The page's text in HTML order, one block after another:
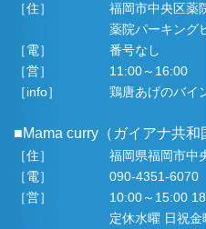
［住］
福岡市中央区薬
薬院パーキング
［電］
番号なし
［営］
11:00～16:00
［info］
鶏唐あげのバ
■Mama curry（ガイアナ共和
［住］
福岡県福岡市中
［電］
090-4351-6070
［営］
10:00～15:00
定休水曜 日祝